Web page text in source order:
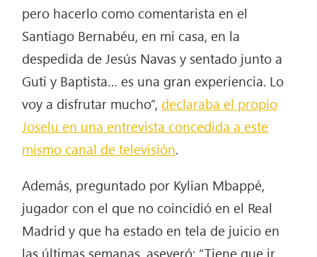
pero hacerlo como comentarista en el
Santiago Bernabéu, en mi casa, en la
despedida de Jesús Navas y sentado junto a
Guti y Baptista… es una gran experiencia. Lo
voy a disfrutar mucho”, declaraba el propio
Joselu en una entrevista concedida a este
mismo canal de televisión.
Además, preguntado por Kylian Mbappé,
jugador con el que no coincidió en el Real
Madrid y que ha estado en tela de juicio en
las últimas semanas, aseveró: “Tiene que ir